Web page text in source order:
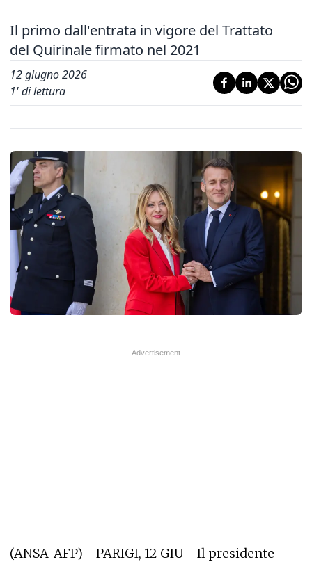
Il primo dall'entrata in vigore del Trattato
del Quirinale firmato nel 2021
12 giugno 2026
1' di lettura
(ANSA-AFP) - PARIGI, 12 GIU - Il presidente